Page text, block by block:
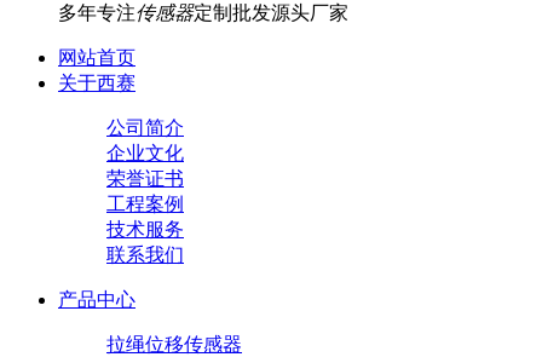
多年专注传感器定制批发源头厂家
网站首页
关于西赛
公司简介
企业文化
荣誉证书
工程案例
技术服务
联系我们
产品中心
拉绳位移传感器